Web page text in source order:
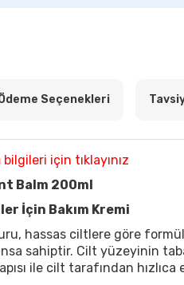
Seçenekleri
için tıklayınız
Balm 200ml
İçin Bakım Kremi
hassas ciltlere göre
sahiptir. Cilt yüzeyinin
ile cilt tarafından